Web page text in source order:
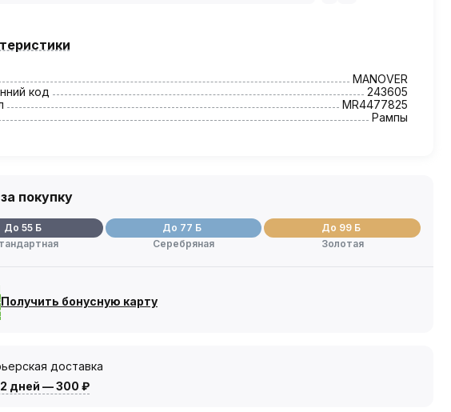
MANOVER
код
243605
MR4477825
Рампы
покупку
До 55 Б
До 77 Б
Серебряная
До 99 Б
Золотая
Получить бонусную карту
доставка
дней —300 ₽